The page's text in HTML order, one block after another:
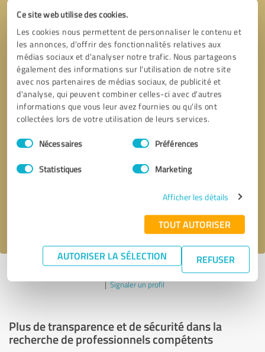
Ce site web utilise des cookies.
Les cookies nous permettent de personnaliser le contenu et
les annonces, d'offrir des fonctionnalités relatives aux
médias sociaux et d'analyser notre trafic. Nous partageons
également des informations sur l'utilisation de notre site
avec nos partenaires de médias sociaux, de publicité et
d'analyse, qui peuvent combiner celles-ci avec d'autres
informations que vous leur avez fournies ou qu'ils ont
collectées lors de votre utilisation de leurs services.
Sélection
du
Nécessaires Préférences
Statistiques Marketing
Afficher les détails
TOUT AUTORISER
AUTORISER LA SÉLECTION REFUSER
Envoyer un message
J'accepte la politique de confidentialité de.
Dernière mise à jour : 12.03.2022
|Signaler un profil
Plus de transparence et de sécurité dans la
recherche de professionnels compétents